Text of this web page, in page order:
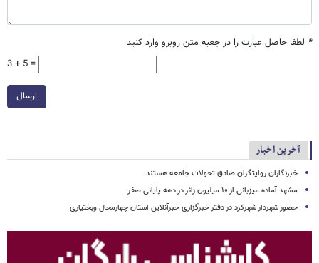
* لطفا حاصل عبارت را در جعبه متن روبرو وارد کنید
3 + 5 =
ارسال
آخرین اخبار
خبرنگاران روایتگران صادق تحولات جامعه هستند
مشهد آماده میزبانی از ۱۰ میلیون زائر در دهه پایانی صفر
حضور شهردار شهرکرد در دفتر خبرگزاری خبرآنلاین استان چهارمحال وبختیاری